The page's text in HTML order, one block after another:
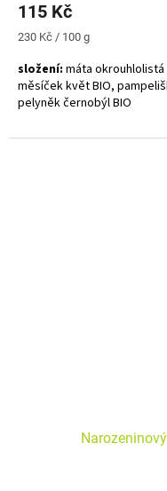
115 Kč
Měrná
230 Kč / 100 g
složení: máta okrouhlolistá
měsíček květ BIO,
pelyněk černobýl BIO
Alergeny neuvedeny.